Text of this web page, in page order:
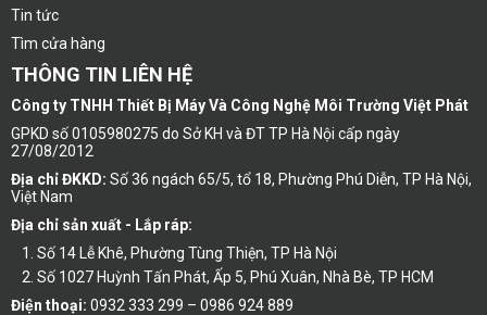
Tin tức
Tìm cửa hàng
THÔNG TIN LIÊN HỆ
Công ty TNHH Thiết Bị Máy Và Công Nghệ Môi Trường Việt Phát
GPKD số 0105980275 do Sở KH và ĐT TP Hà Nội cấp ngày
27/08/2012
Địa chỉ ĐKKD: Số 36 ngách 65/5, tổ 18, Phường Phú Diễn, TP Hà Nội,
Việt Nam
Địa chỉ sản xuất - Lắp ráp:
Số 14 Lễ Khê, Phường Tùng Thiện, TP Hà Nội
Số 1027 Huỳnh Tấn Phát, Ấp 5, Phú Xuân, Nhà Bè, TP HCM
Điện thoại: 0932 333 299 – 0986 924 889